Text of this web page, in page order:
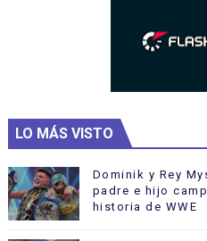
LO MÁS VISTO
Dominik y Rey
padre e hijo
historia de WWE